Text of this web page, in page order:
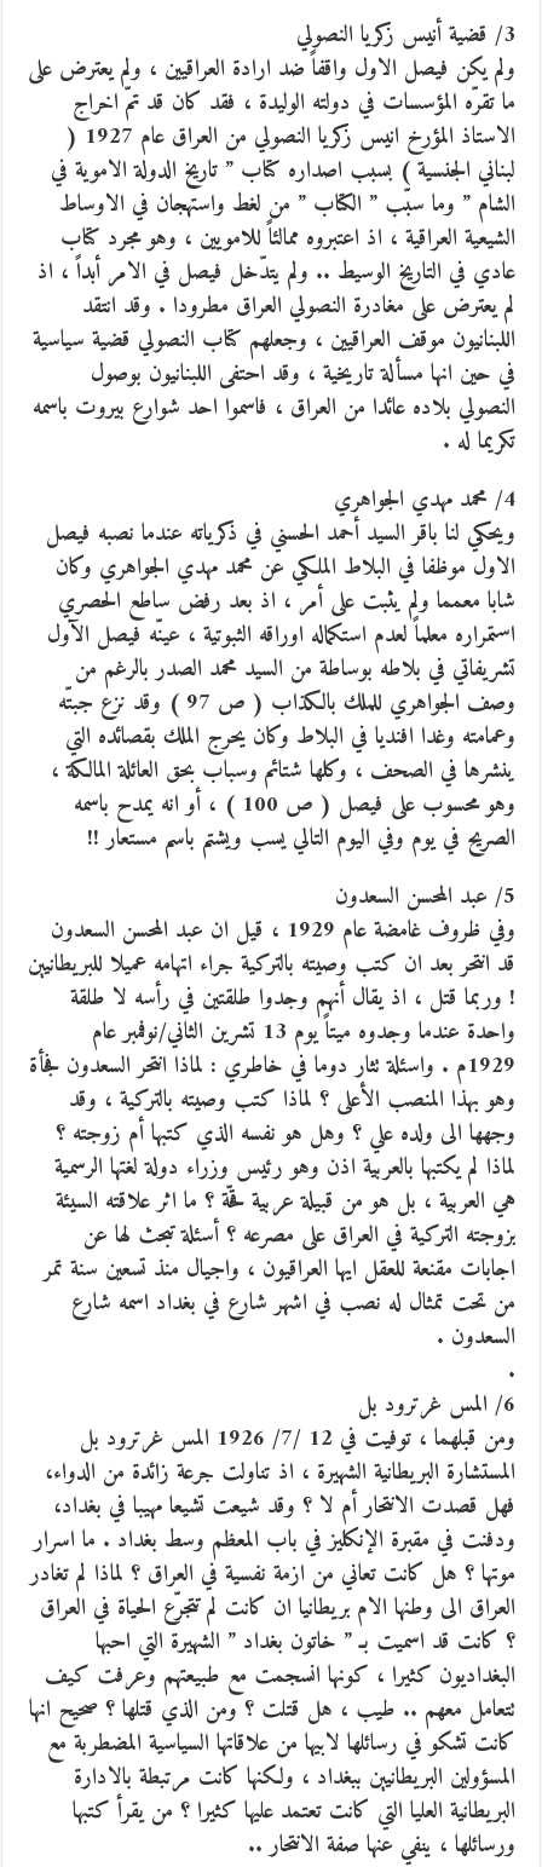
3/ قضية أنيس زكريا النصولي
ولم يكن فيصل الاول واقفاً ضد ارادة العراقيين ، ولم يعترض على
ما تقرّه المؤسسات في دولته الوليدة ، فقد كان قد تمّ اخراج
الاستاذ المؤرخ انيس زكريا النصولي من العراق عام 1927 (
لبناني الجنسية ) بسبب اصداره كتاب ” تاريخ الدولة الاموية في
الشام ” وما سبّب ” الكتاب ” من لغط واستهجان في الاوساط
الشيعية العراقية ، اذ اعتبروه ممالئاً للامويين ، وهو مجرد كتاب
عادي في التاريخ الوسيط .. ولم يتدّخل فيصل في الامر أبداً ، اذ
لم يعترض على مغادرة النصولي العراق مطرودا . وقد انتقد
اللبنانيون موقف العراقيين ، وجعلهم كتاب النصولي قضية سياسية
في حين انها مسألة تاريخية ، وقد احتفى اللبنانيون بوصول
النصولي بلاده عائدا من العراق ، فاسموا احد شوارع بيروت باسمه
تكريما له .
4/ محمد مهدي الجواهري
ويحكي لنا باقر السيد أحمد الحسني في ذكرياته عندما نصبه فيصل
الاول موظفا في البلاط الملكي عن محمد مهدي الجواهري وكان
شابا معمما ولم يثبت على أمر ، اذ بعد رفض ساطع الحصري
استمراره معلماً لعدم استكماله اوراقه الثبوتية ، عينّه فيصل الآول
تشريفاتي في بلاطه بوساطة من السيد محمد الصدر بالرغم من
وصف الجواهري للملك بالكذاب ( ص 97 ) وقد نزع جبتّه
وعمامته وغدا افنديا في البلاط وكان يحرج الملك بقصائده التي
ينشرها في الصحف ، وكلها شتائم وسباب بحق العائلة المالكة ،
وهو محسوب على فيصل ( ص 100 ) ، أو انه يمدح باسمه
الصريح في يوم وفي اليوم التالي يسب ويشتم باسم مستعار !!
5/ عبد المحسن السعدون
وفي ظروف غامضة عام 1929 ، قيل ان عبد المحسن السعدون
قد انتحر بعد ان كتب وصيته بالتركية جراء اتهامه عميلا للبريطانيين
! وربما قتل ، اذ يقال أنهم وجدوا طلقتين في رأسه لا طلقة
واحدة عندما وجدوه ميتاً يوم 13 تشرين الثاني/نوفمبر عام
1929م . واسئلة تثار دوما في خاطري : لماذا انتحر السعدون فجأة
وهو بهذا المنصب الأعلى ؟ لماذا كتب وصيته بالتركية ، وقد
وجهها الى ولده علي ؟ وهل هو نفسه الذي كتبها أم زوجته ؟
لماذا لم يكتبها بالعربية اذن وهو رئيس وزراء دولة لغتها الرسمية
هي العربية ، بل هو من قبيلة عربية قحّة ؟ ما اثر علاقته السيئة
بزوجته التركية في العراق على مصرعه ؟ أسئلة تبحث لها عن
اجابات مقنعة للعقل ايها العراقيون ، واجيال منذ تسعين سنة تمر
من تحت تمثال له نصب في اشهر شارع في بغداد اسمه شارع
السعدون .
.
6/ المس غرترود بل
ومن قبلهما ، توفيت في 12 /7/ 1926 المس غرترود بل
المستشارة البريطانية الشهيرة ، اذ تناولت جرعة زائدة من الدواء،
فهل قصدت الانتحار أم لا ؟ وقد شيعت تشيعا مهيبا في بغداد،
ودفنت في مقبرة الإنكليز في باب المعظم وسط بغداد . ما اسرار
موتها ؟ هل كانت تعاني من ازمة نفسية في العراق ؟ لماذا لم تغادر
العراق الى وطنها الام بريطانيا ان كانت لم تتجرّع الحياة في العراق
؟ كانت قد اسميت بـ ” خاتون بغداد ” الشهيرة التي احبها
البغداديون كثيرا ، كونها انسجمت مع طبيعتهم وعرفت كيف
تتعامل معهم .. طيب ، هل قتلت ؟ ومن الذي قتلها ؟ صحيح انها
كانت تشكو في رسائلها لابيها من علاقاتها السياسية المضطربة مع
المسؤولين البريطانيين ببغداد ، ولكنها كانت مرتبطة بالادارة
البريطانية العليا التي كانت تعتمد عليها كثيرا ؟ من يقرأ كتبها
ورسائلها ، ينفي عنها صفة الانتحار ..